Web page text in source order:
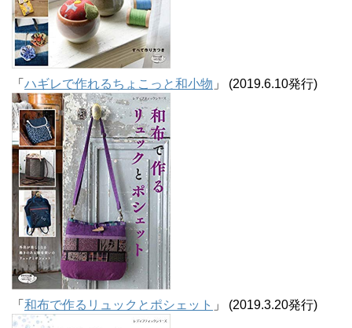
「 ハギレで作れるちょこっと和小物 」 (2019.6.10発行)
「 和布で作るリュックとポシェット 」 (2019.3.20発行)